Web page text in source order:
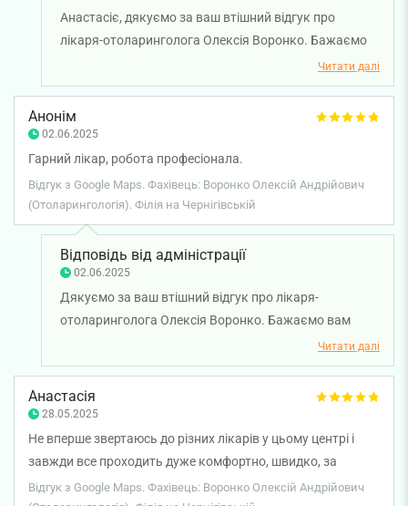
Анастасіє, дякуємо за ваш втішний відгук про
лікаря-отоларинголога Олексія Воронко. Бажаємо
Читати далі
Анонім
02.06.2025
Гарний лікар, робота професіонала.
Відгук з Google Maps. Фахівець: Воронко Олексій Андрійович
(Отоларингологія). Філія на Чернігівській
Відповідь від адміністрації
02.06.2025
Дякуємо за ваш втішний відгук про лікаря-
отоларинголога Олексія Воронко. Бажаємо вам
Читати далі
Анастасія
28.05.2025
Не вперше звертаюсь до різних лікарів у цьому центрі і
завжди все проходить дуже комфортно, швидко, за
фактом, без призначення зайвого лікування. На цей раз
Відгук з Google Maps. Фахівець: Воронко Олексій Андрійович